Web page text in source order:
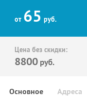
от 65 руб.
Цена без скидки:
8800 руб.
Основное Адреса